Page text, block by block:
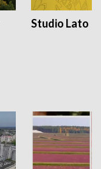
Studio Lato